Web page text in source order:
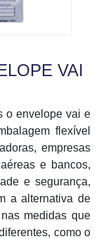
VAI
o envelope vai e
flexível
empresas
e bancos,
e segurança,
a alternativa de
medidas que
como o